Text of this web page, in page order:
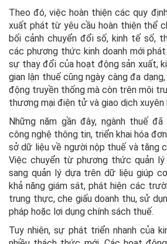
Theo đó, việc hoàn thiện các quy
xuất phát từ yêu cầu hoàn thiện thể
bối cảnh chuyển đổi số, kinh tế số,
các phương thức kinh doanh mới phát
sự thay đổi của hoạt động sản xuất,
gian lận thuế cũng ngày càng đa
động truyền thống mà còn trên môi
thương mại điện tử và giao dịch xuyên
Những năm gần đây, ngành thuế
công nghệ thông tin, triển khai hóa
sở dữ liệu về người nộp thuế và tăng
Việc chuyển từ phương thức quản
sang quản lý dựa trên dữ liệu giúp
khả năng giám sát, phát hiện các
trung thực, che giấu doanh thu, sử
pháp hoặc lợi dụng chính sách thuế.
Tuy nhiên, sự phát triển nhanh của